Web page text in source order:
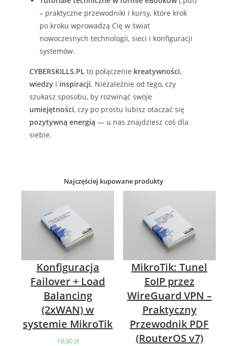
– praktyczne przewodniki i kursy, które krok
po kroku wprowadzą Cię w świat
nowoczesnych technologii, sieci i konfiguracji
systemów.
CYBERSKILLS.PL to połączenie kreatywności,
wiedzy i inspiracji. Niezależnie od tego, czy
szukasz sposobu, by rozwinąć swoje
umiejętności, czy po prostu lubisz otaczać się
pozytywną energią — u nas znajdziesz coś dla
siebie.
Najczęściej kupowane produkty
Konfiguracja
Failover + Load
Balancing
(2xWAN) w
systemie MikroTik
19,90zł
MikroTik: Tunel
EoIP przez
WireGuard VPN –
Praktyczny
Przewodnik PDF
(RouterOS v7)